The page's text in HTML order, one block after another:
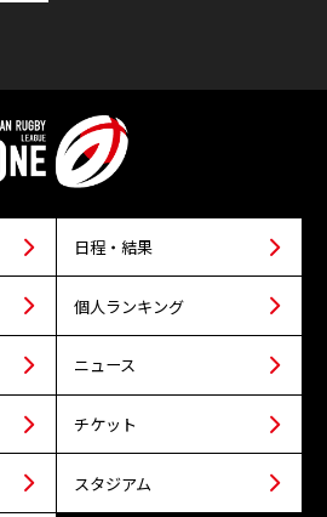
日程・結果
個人ランキング
ニュース
チケット
スタジアム